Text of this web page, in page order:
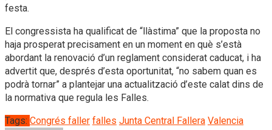
festa.
El congressista ha qualificat de “llàstima” que la proposta no
haja prosperat precisament en un moment en què s’està
abordant la renovació d’un reglament considerat caducat, i ha
advertit que, després d’esta oportunitat, “no sabem quan es
podrà tornar” a plantejar una actualització d’este calat dins de
la normativa que regula les Falles.
Tags: Congrés faller falles Junta Central Fallera Valencia